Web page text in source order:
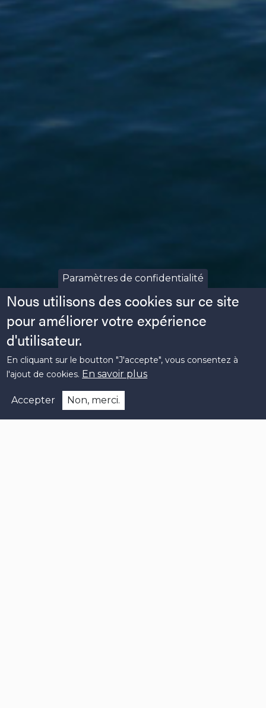
Contactez-nous : contact@bpn.bzh
Paramètres de confidentialité
Nous utilisons des cookies sur ce site
pour améliorer votre expérience
d'utilisateur.
En cliquant sur le boutton "J'accepte", vous consentez à
l'ajout de cookies. En savoir plus
Accepter Non, merci.